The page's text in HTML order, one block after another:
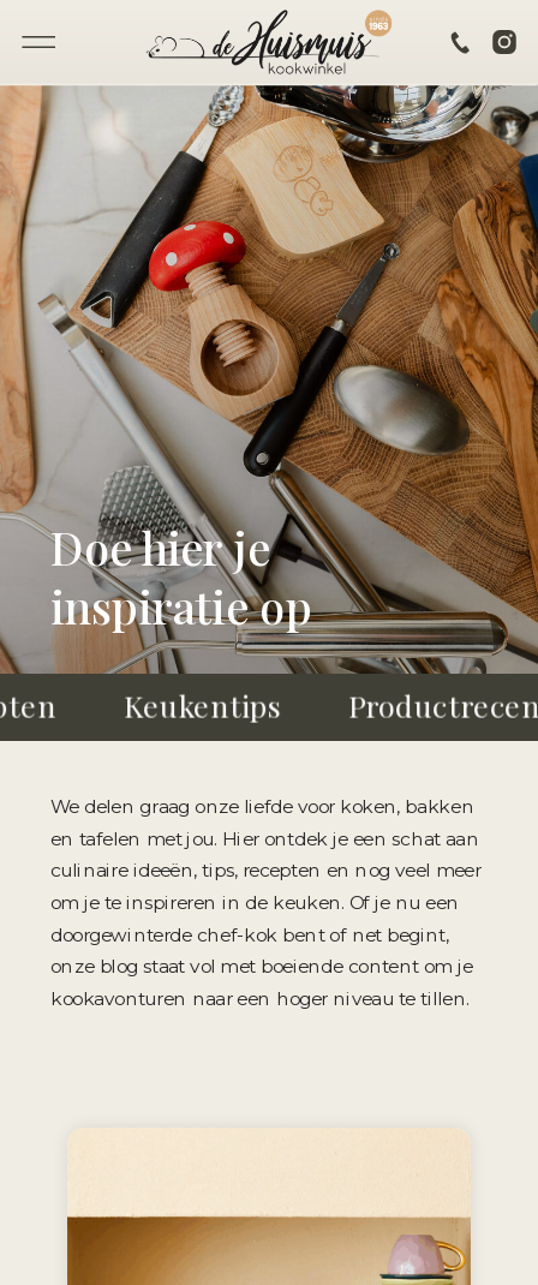
Doe hier je
inspiratie op
Keukentips​
We delen graag onze liefde voor koken, bakken
en tafelen met jou. Hier ontdek je een schat aan
culinaire ideeën, tips, recepten en nog veel meer
om je te inspireren in de keuken. Of je nu een
doorgewinterde chef-kok bent of net begint,
onze blog staat vol met boeiende content om je
kookavonturen naar een hoger niveau te tillen.